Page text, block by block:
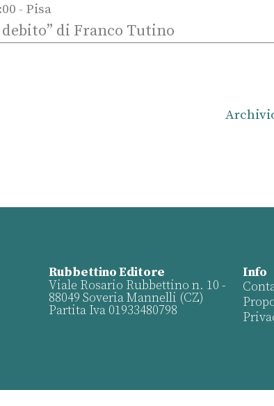
- Pisa
debito” di Franco Tutino
Rubbettino Editore
Viale Rosario Rubbettino n. 10 -
88049 Soveria Mannelli (CZ)
Partita Iva 01933480798
Info